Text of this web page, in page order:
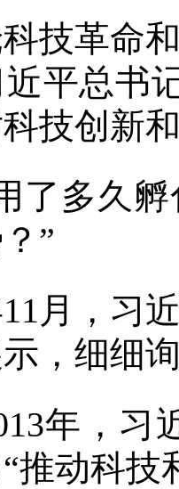
革命和
平总书
技创新
多久孵
”
，习近
，细细
，习近
推动科技